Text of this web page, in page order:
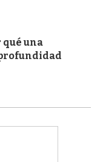
qué una